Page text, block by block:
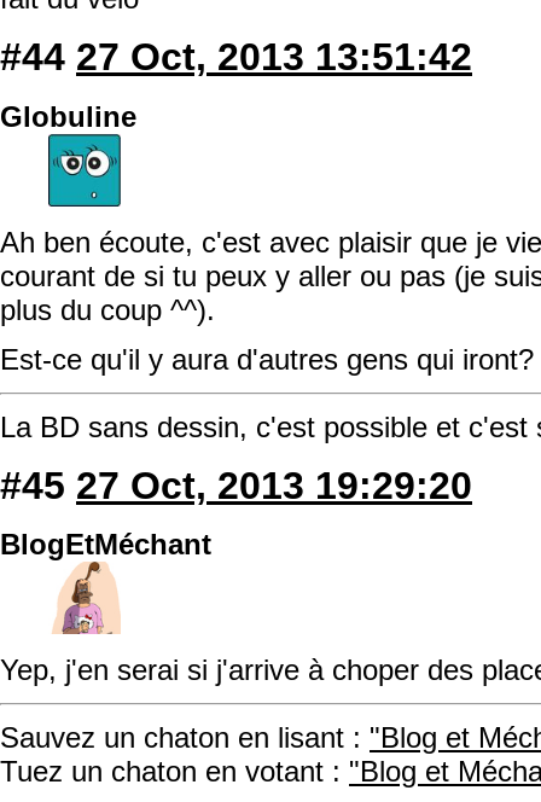
#44 27 Oct, 2013 13:51:42
Globuline
Ah ben écoute, c'est avec plaisir que je
courant de si tu peux y aller ou pas (je
plus du coup ^^).
Est-ce qu'il y aura d'autres gens qui
La BD sans dessin, c'est possible et
#45 27 Oct, 2013 19:29:20
BlogEtMéchant
Yep, j'en serai si j'arrive à choper des
Sauvez un chaton en lisant : "Blog et
Tuez un chaton en votant : "Blog et